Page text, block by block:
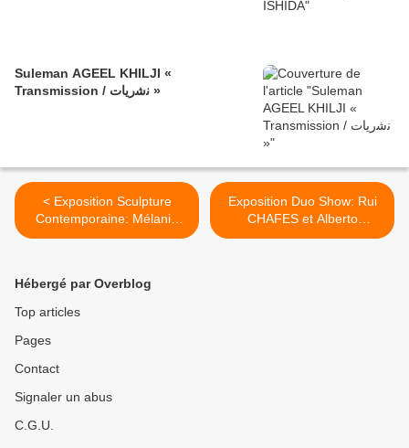
Suleman AGEEL KHILJI «
Transmission / ﻧﺷرﯾﺎت »
< Exposition Sculpture
Contemporaine: Mélanie
MATRANGA
Exposition Duo Show: Rui
CHAFES et Alberto
GIACOMETTI "Gris, vide,
Hébergé par Overblog
Top articles
Pages
Contact
Signaler un abus
C.G.U.